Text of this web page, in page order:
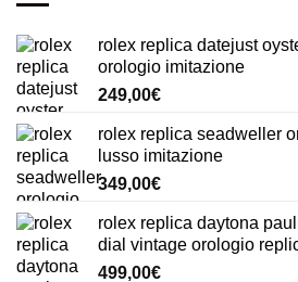
rolex replica datejust
orologio imitazione
249,00€
rolex replica seadweller
lusso imitazione
349,00€
rolex replica daytona
dial vintage orologio
499,00€